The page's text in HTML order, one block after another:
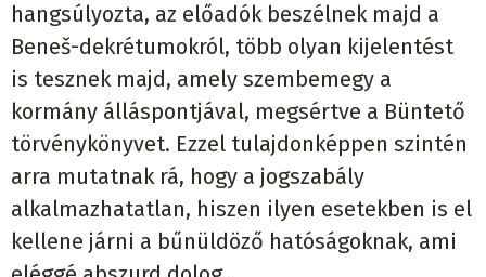
hangsúlyozta, az előadók beszélnek majd a
Beneš-dekrétumokról, több olyan kijelentést
is tesznek majd, amely szembemegy a
kormány álláspontjával, megsértve a Büntető
törvénykönyvet. Ezzel tulajdonképpen szintén
arra mutatnak rá, hogy a jogszabály
alkalmazhatatlan, hiszen ilyen esetekben is el
kellene járni a bűnüldöző hatóságoknak, ami